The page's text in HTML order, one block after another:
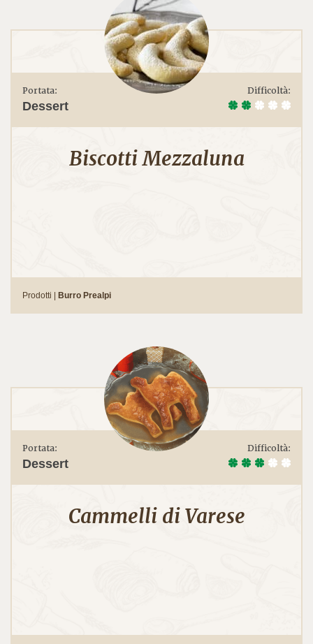
Portata:
Dessert
Difficoltà:
Biscotti Mezzaluna
Prodotti | Burro Prealpi
Portata:
Dessert
Difficoltà:
Cammelli di Varese